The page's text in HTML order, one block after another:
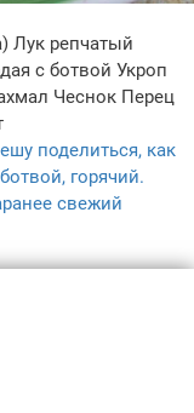
Лук репчатый
с ботвой Укроп
Чеснок Перец
поделиться, как
горячий.
свежий